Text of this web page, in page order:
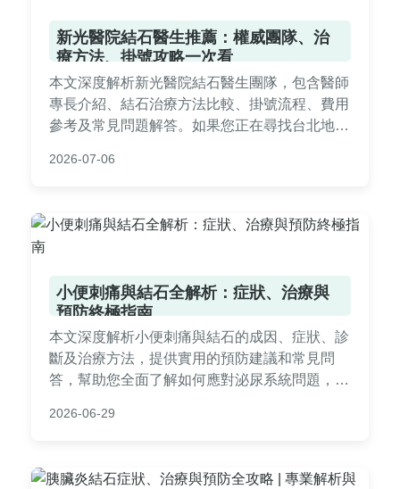
新光醫院結石醫生推薦：權威團隊、治
療方法、掛號攻略一次看
本文深度解析新光醫院結石醫生團隊，包含醫師
專長介紹、結石治療方法比較、掛號流程、費用
參考及常見問題解答。如果您正在尋找台北地區
訊，幫助您做出明智決策。新光醫院泌尿科擁有
2026-07-06
小便刺痛與結石全解析：症狀、治療與
預防終極指南
本文深度解析小便刺痛與結石的成因、症狀、診
斷及治療方法，提供實用的預防建議和常見問
答，幫助您全面了解如何應對泌尿系統問題，避
訊，適合有相關困擾的讀者參考。
2026-06-29